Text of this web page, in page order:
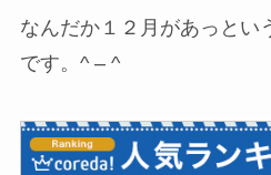
なんだか１２月があっとい
です。^ – ^